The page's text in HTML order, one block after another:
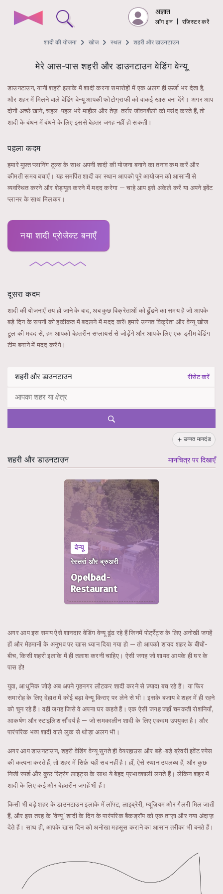
अज्ञात
लॉग इन रजिस्टर करें
शादी की योजना खोज स्थल शहरी और डाउनटाउन
मेरे आस-पास शहरी और डाउनटाउन वेडिंग वेन्यू
डाउनटाउन, यानी शहरी इलाके में शादी करना समारोहों में एक अलग ही ऊर्जा भर देता है,
और शहर में मिलने वाले वेडिंग वेन्यू आपकी फोटोग्राफी को वाकई खास बना देंगे। अगर आप
दोनों अच्छे खाने, चहल-पहल भरे माहौल और तेज़-तर्रार जीवनशैली को पसंद करते हैं, तो
शादी के बंधन में बंधने के लिए इससे बेहतर जगह नहीं हो सकती।
पहला कदम
हमारे मुफ़्त प्लानिंग टूल्स के साथ अपनी शादी की योजना बनाने का तनाव कम करें और
कीमती समय बचाएँ। यह समर्पित शादी का स्थान आपको पूरे आयोजन को आसानी से
व्यवस्थित करने और शेड्यूल करने में मदद करेगा — चाहे आप इसे अकेले करें या अपने इवेंट
प्लानर के साथ मिलकर।
नया शादी प्रोजेक्ट बनाएँ
दूसरा कदम
शादी की योजनाएँ तय हो जाने के बाद, अब कुछ विक्रेताओं को ढूँढने का समय है जो आपके
बड़े दिन के सपनों को हकीकत में बदलने में मदद करें! हमारे उन्नत विक्रेता और वेन्यू खोज
टूल की मदद से, हम आपको बेहतरीन सप्लायर्स से जोड़ेंगे और आपके लिए एक ड्रीम वेडिंग
टीम बनाने में मदद करेंगे।
रीसेट करें
उन्नत मानदंड
शहरी और डाउनटाउन मानचित्र पर दिखाएँ
वेन्यू
रेस्तरां और ब्रुअरी
Opelbad-
Restaurant
अगर आप इस समय ऐसे शानदार वेडिंग वेन्यू ढूंढ रहे हैं जिनमें पोर्ट्रेट्स के लिए अनोखी जगहें
हों और मेहमानों के अनुभव पर खास ध्यान दिया गया हो — तो आपको शायद शहर के बीचों-
बीच, किसी शहरी इलाके में ही तलाश करनी चाहिए। ऐसी जगह जो शायद आपके ही घर के
पास हो!
युवा, आधुनिक जोड़े अब अपने गृहनगर लौटकर शादी करने से ज़्यादा बच रहे हैं। या फिर
समारोह के लिए देहात में कोई बड़ा वेन्यू किराए पर लेने से भी। इसके बजाय वे शहर में ही रहने
को चुन रहे हैं। वही जगह जिसे वे अपना घर कहते हैं। एक ऐसी जगह जहाँ चमकती रोशनियाँ,
आकर्षण और स्टाइलिश सौंदर्य है — जो समकालीन शादी के लिए एकदम उपयुक्त है। और
पारंपरिक भव्य शादी वाले लुक से थोड़ा अलग भी।
अगर आप डाउनटाउन, शहरी वेडिंग वेन्यू सुनते ही वेयरहाउस और बड़े-बड़े ब्रेवरी इवेंट स्पेस
की कल्पना करते हैं, तो शहर में सिर्फ़ यही सब नहीं है। हाँ, ऐसे स्थान उपलब्ध हैं, और कुछ
निजी स्पर्श और कुछ स्ट्रिंग लाइट्स के साथ ये बेहद प्रभावशाली लगते हैं। लेकिन शहर में
शादी के लिए कई और बेहतरीन जगहें भी हैं।
किसी भी बड़े शहर के डाउनटाउन इलाके में लॉफ्ट, लाइब्रेरी, म्यूज़ियम और गैलरी मिल जाती
हैं, और इस तरह के ‘वेन्यू’ शादी के दिन के पारंपरिक बैकड्रॉप को एक ताज़ा और नया अंदाज़
देते हैं। साथ ही, आपके खास दिन को अनोखा महसूस कराने का आसान तरीका भी बनते हैं।